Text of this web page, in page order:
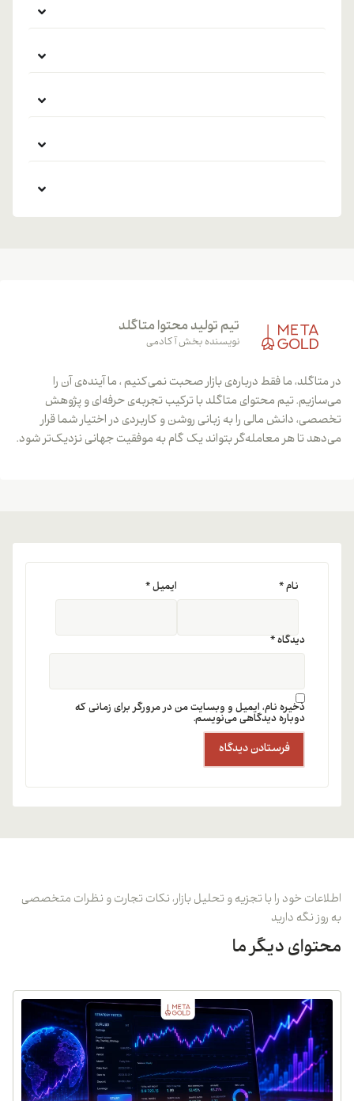
تیم تولید محتوا متاگلد
نویسنده بخش آکادمی
در متاگلد، ما فقط درباره‌ی بازار صحبت نمی‌کنیم ، ما آینده‌ی آن را
می‌سازیم. تیم محتوای متاگلد با ترکیب تجربه‌ی حرفه‌ای و پژوهش
تخصصی، دانش مالی را به زبانی روشن و کاربردی در اختیار شما قرار
می‌دهد تا هر معامله‌گر بتواند یک گام به موفقیت جهانی نزدیک‌تر شود.
دیدگاه*
نام* ایمیل*
ذخیره نام، ایمیل و وبسایت من در مرورگر برای زمانی که
دوباره دیدگاهی می‌نویسم.
اطلاعات خود را با تجزیه و تحلیل بازار، نکات تجارت و نظرات متخصصی
به روز نگه دارید
محتوای دیگر ما